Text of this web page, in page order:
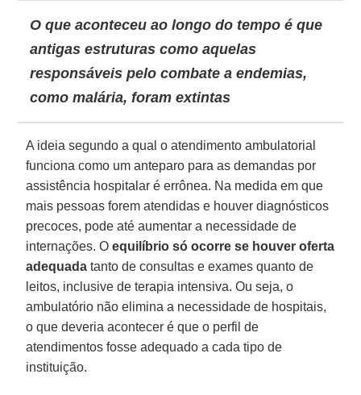
O que aconteceu ao longo do tempo é que
antigas estruturas como aquelas
responsáveis pelo combate a endemias,
como malária, foram extintas
A ideia segundo a qual o atendimento ambulatorial
funciona como um anteparo para as demandas por
assistência hospitalar é errônea. Na medida em que
mais pessoas forem atendidas e houver diagnósticos
precoces, pode até aumentar a necessidade de
internações. Oequilíbrio só ocorre se houver oferta
adequada tanto de consultas e exames quanto de
leitos, inclusive de terapia intensiva. Ou seja, o
ambulatório não elimina a necessidade de hospitais,
o que deveria acontecer é que o perfil de
atendimentos fosse adequado a cada tipo de
instituição.